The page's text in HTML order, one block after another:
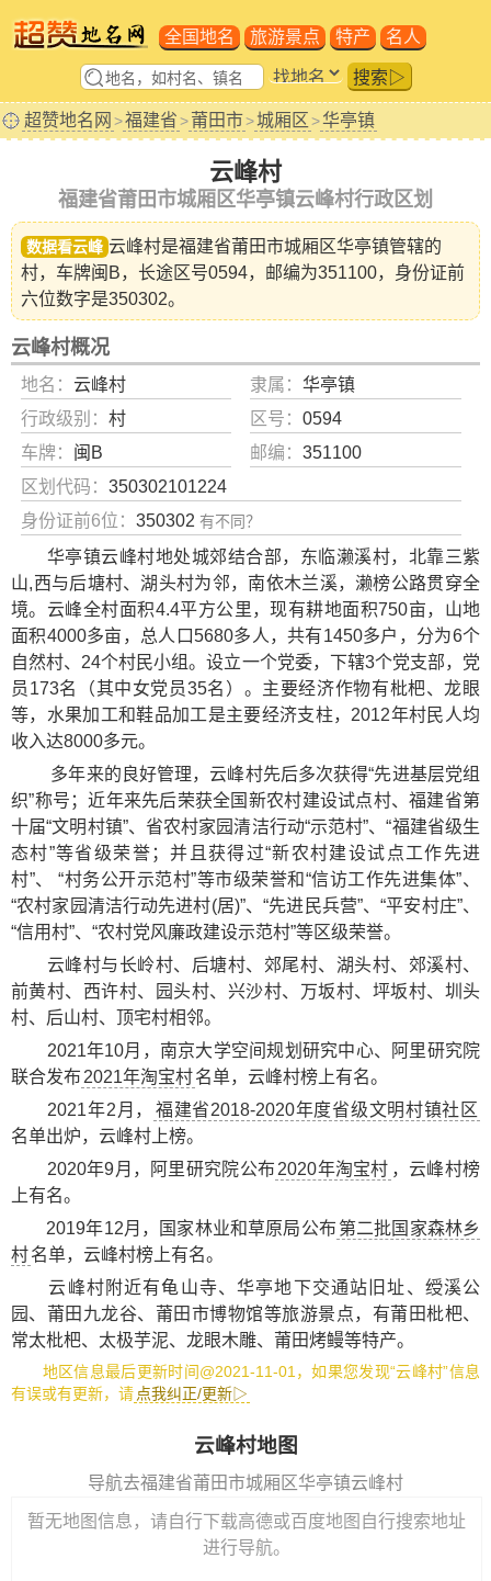
全国地名 旅游景点 特产 名人
搜索▷
超赞地名网 >福建省>莆田市>城厢区 >华亭镇
云峰村
福建省莆田市城厢区华亭镇云峰村行政区划
数据看云峰 云峰村是福建省莆田市城厢区华亭镇管辖的
村，车牌闽B，长途区号0594，邮编为351100，身份证前
六位数字是350302。
云峰村概况
地名： 云峰村 隶属：华亭镇
行政级别： 村 区号：0594
车牌： 闽B 邮编：351100
区划代码： 350302101224
身份证前6位： 350302 有不同？
华亭镇云峰村地处城郊结合部，东临濑溪村，北靠三紫
山,西与后塘村、湖头村为邻，南依木兰溪，濑榜公路贯穿全
境。云峰全村面积4.4平方公里，现有耕地面积750亩，山地
面积4000多亩，总人口5680多人，共有1450多户，分为6个
自然村、24个村民小组。设立一个党委，下辖3个党支部，党
员173名（其中女党员35名）。主要经济作物有枇杷、龙眼
等，水果加工和鞋品加工是主要经济支柱，2012年村民人均
收入达8000多元。
多年来的良好管理，云峰村先后多次获得“先进基层党组
织”称号；近年来先后荣获全国新农村建设试点村、福建省第
十届“文明村镇”、省农村家园清洁行动“示范村”、“福建省级生
态村”等省级荣誉；并且获得过“新农村建设试点工作先进
村”、 “村务公开示范村”等市级荣誉和“信访工作先进集体”、
“农村家园清洁行动先进村(居)”、“先进民兵营”、“平安村庄”、
“信用村”、“农村党风廉政建设示范村”等区级荣誉。
云峰村与长岭村、后塘村、郊尾村、湖头村、郊溪村、
前黄村、西许村、园头村、兴沙村、万坂村、坪坂村、圳头
村、后山村、顶宅村相邻。
2021年10月，南京大学空间规划研究中心、阿里研究院
联合发布 2021年淘宝村名单，云峰村榜上有名。
2021年2月，
福建省2018-2020年度省级文明村镇社区
名单出炉，云峰村上榜。
2020年9月，阿里研究院公布 2020年淘宝村 ，云峰村榜
上有名。
2019年12月，国家林业和草原局公布 第二批国家森林乡
村名单，云峰村榜上有名。
云峰村附近有龟山寺、华亭地下交通站旧址、 绶溪公
园 、 莆田九龙谷、 莆田市博物馆等旅游景点，有莆田枇杷、
常太枇杷、 太极芋泥、 龙眼木雕、 莆田烤鳗等特产。
地区信息最后更新时间@2021-11-01，如果您发现“云峰村”信息
有误或有更新，请 点我纠正/更新▷
云峰村地图
导航去福建省莆田市城厢区华亭镇云峰村
暂无地图信息，请自行下载高德或百度地图自行搜索地址
进行导航。